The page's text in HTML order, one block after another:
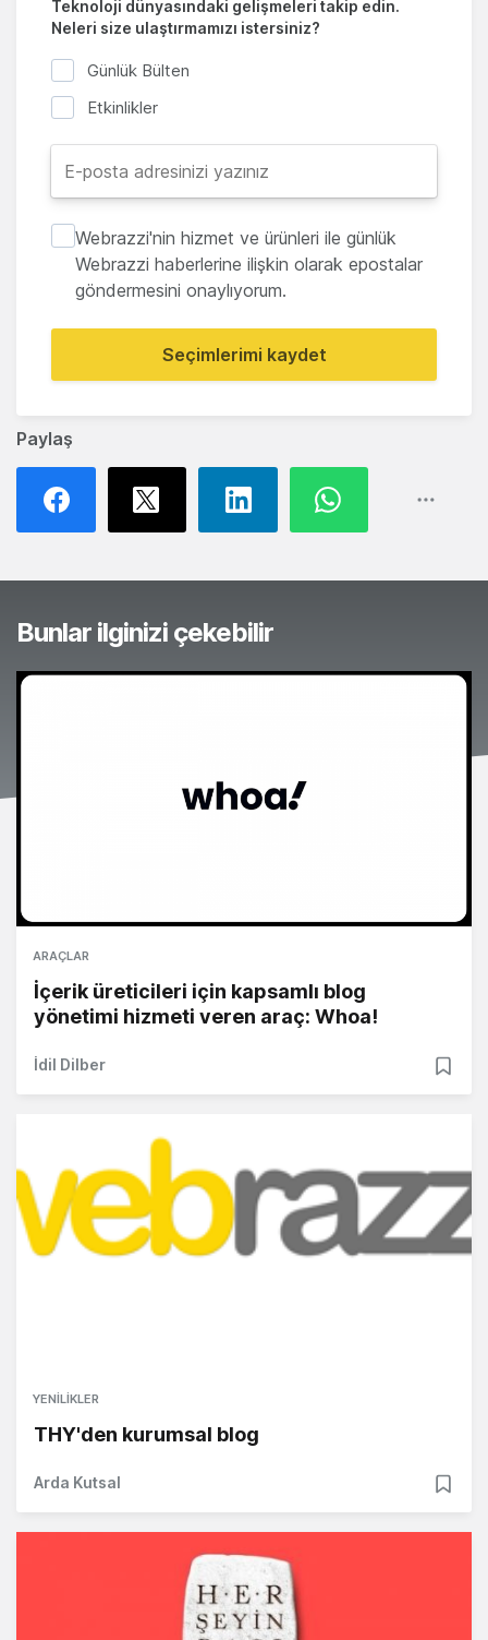
Paylaş
Teknoloji dünyasındaki gelişmeleri takip edin.
Neleri size ulaştırmamızı istersiniz?
Günlük Bülten
Etkinlikler
Webrazzi'nin hizmet ve ürünleri ile günlük
Webrazzi haberlerine ilişkin olarak epostalar
göndermesini onaylıyorum.
Seçimlerimi kaydet
Bunlar ilginizi çekebilir
ARAÇLAR
İçerik üreticileri için kapsamlı blog
yönetimi hizmeti veren araç: Whoa!
İdil Dilber
YENILIKLER
THY'den kurumsal blog
Arda Kutsal